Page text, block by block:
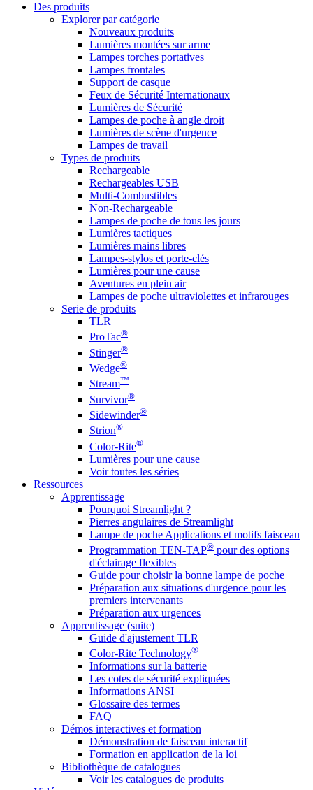
Des produits
Explorer par catégorie
Nouveaux produits
Lumières montées sur arme
Lampes torches portatives
Lampes frontales
Support de casque
Feux de Sécurité Internationaux
Lumières de Sécurité
Lampes de poche à angle droit
Lumières de scène d'urgence
Lampes de travail
Types de produits
Rechargeable
Rechargeables USB
Multi-Combustibles
Non-Rechargeable
Lampes de poche de tous les jours
Lumières tactiques
Lumières mains libres
Lampes-stylos et porte-clés
Lumières pour une cause
Aventures en plein air
Lampes de poche ultraviolettes et infrarouges
Serie de produits
TLR
ProTac®
Stinger®
Wedge®
Stream™
Survivor®
Sidewinder®
Strion®
Color-Rite®
Lumières pour une cause
Voir toutes les séries
Ressources
Apprentissage
Pourquoi Streamlight ?
Pierres angulaires de Streamlight
Lampe de poche Applications et motifs faisceau
Programmation TEN-TAP® pour des options
d'éclairage flexibles
Guide pour choisir la bonne lampe de poche
Préparation aux situations d'urgence pour les
premiers intervenants
Préparation aux urgences
Apprentissage (suite)
Guide d'ajustement TLR
Color-Rite Technology®
Informations sur la batterie
Les cotes de sécurité expliquées
Informations ANSI
Glossaire des termes
FAQ
Démos interactives et formation
Démonstration de faisceau interactif
Formation en application de la loi
Bibliothèque de catalogues
Voir les catalogues de produits